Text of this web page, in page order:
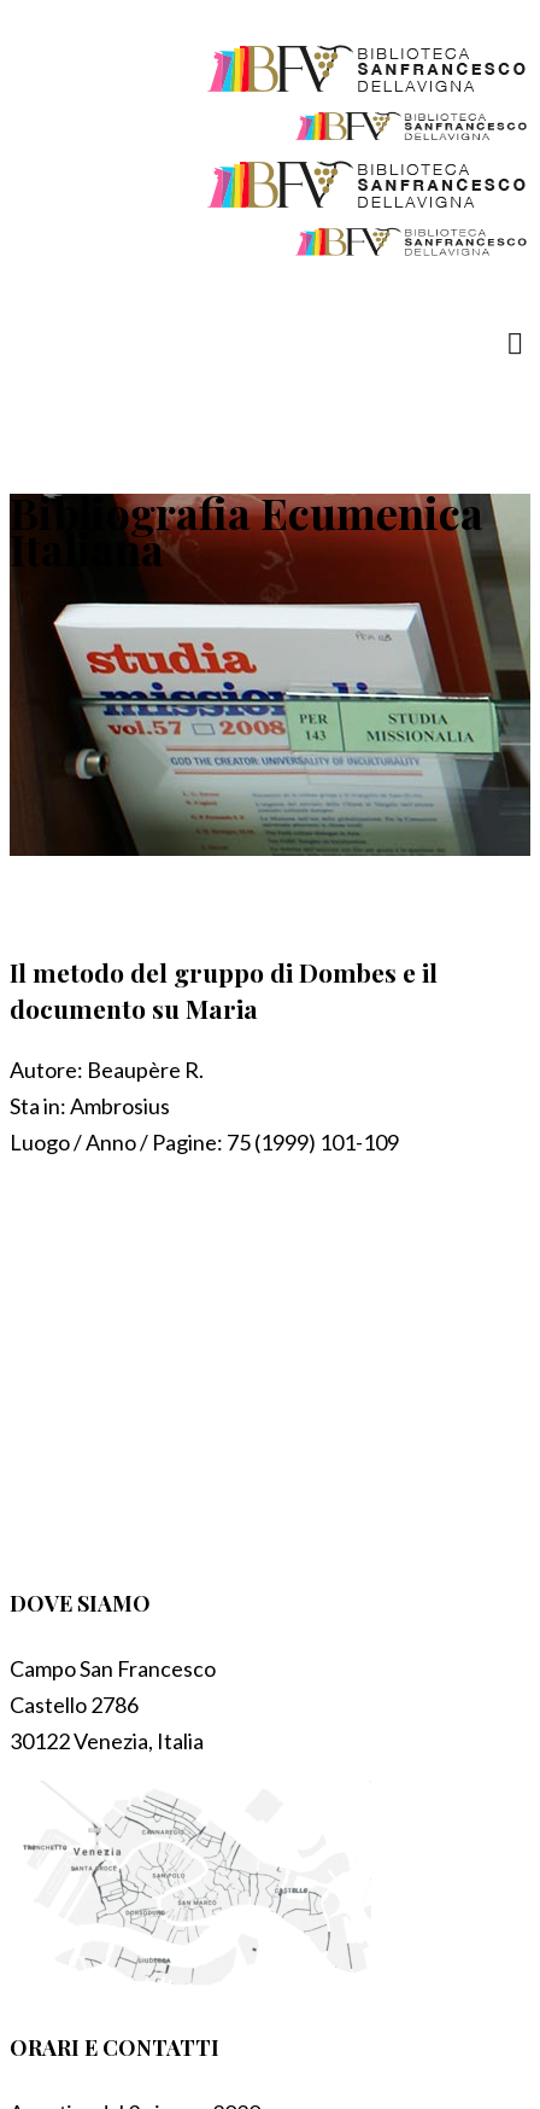
Bibliografia Ecumenica
Italiana
Il metodo del gruppo di Dombes e il
documento su Maria
Autore: Beaupère R.
Sta in:Ambrosius
Luogo / Anno / Pagine: 75 (1999) 101-109
DOVE SIAMO
Campo San Francesco
Castello 2786
30122 Venezia, Italia
ORARI E CONTATTI